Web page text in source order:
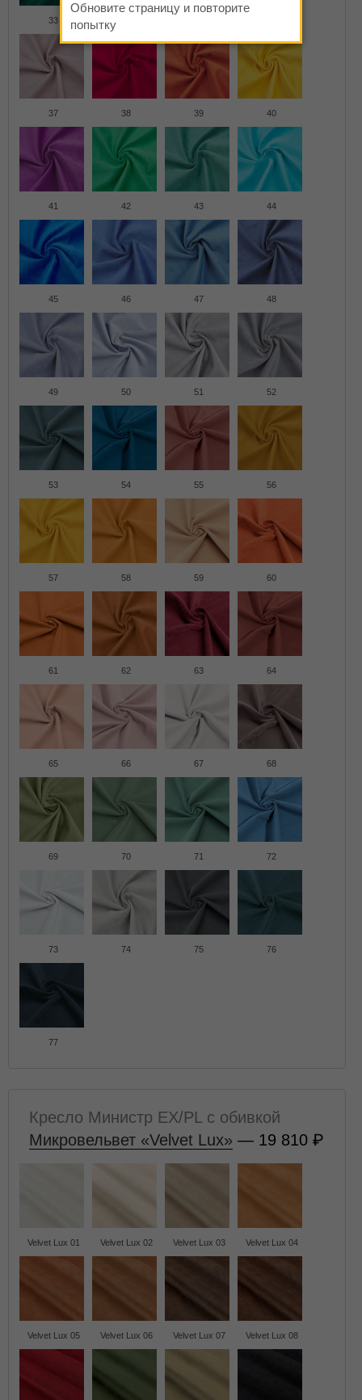
33
37 38 39 40
41 42 43 44
45 46 47 48
49 50 51 52
53 54 55 56
57 58 59 60
61 62 63 64
65 66 67 68
69 70 71 72
73 74 75 76
77
Кресло Министр EX/PL с обивкой
Микровельвет «Velvet Lux» — 19 810
Velvet Lux 01 Velvet Lux 02 Velvet Lux 03 Velvet Lux 04
Velvet Lux 05 Velvet Lux 06 Velvet Lux 07 Velvet Lux 08
Обновите страницу и повторите
попытку